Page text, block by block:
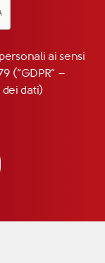
ai sensi
(“GDPR” –
dati)